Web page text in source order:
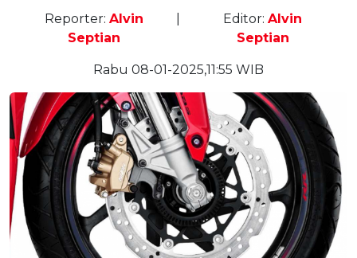
Reporter: Alvin
Septian
Editor:Alvin
Septian
Rabu 08-01-2025,11:55 WIB